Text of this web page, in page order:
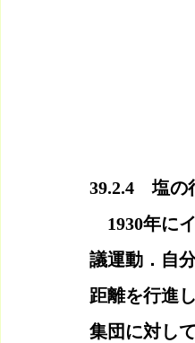
39.2.4　塩の
1930年に
議運動．自
距離を行進
集団に対し